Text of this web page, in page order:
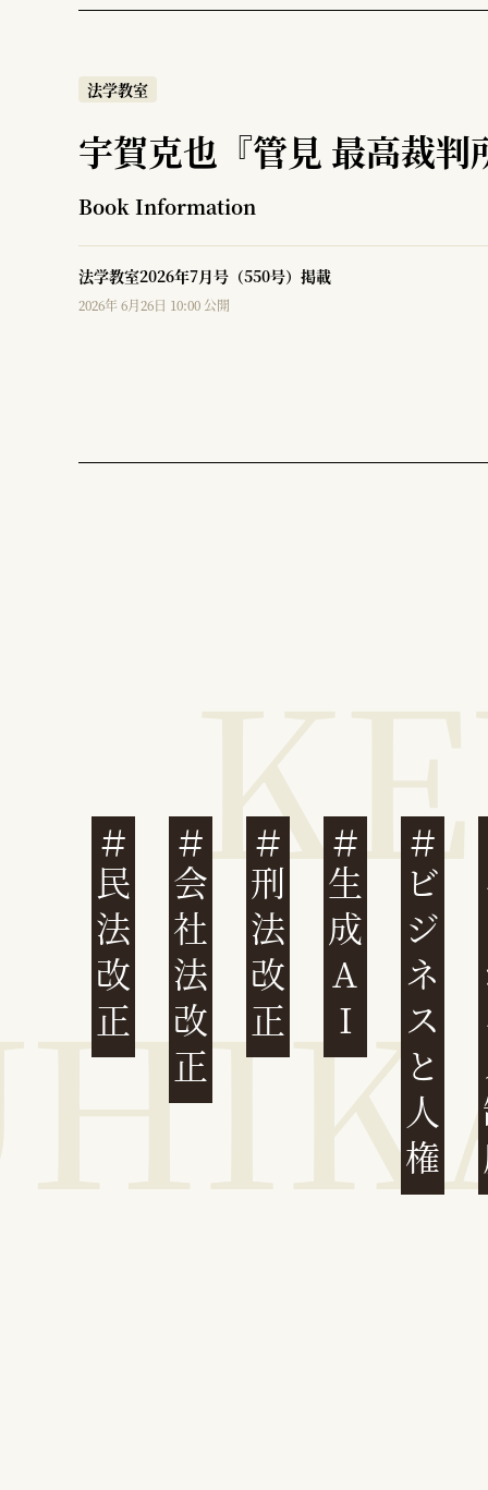
法学教室
宇賀克也『管見 最高裁判
Book Information
法学教室2026年7月号（550号）掲載
2026年 6月26日 10:00 公開
民法改正 会社法改正 刑法改正 生成AI ビジネスと人権